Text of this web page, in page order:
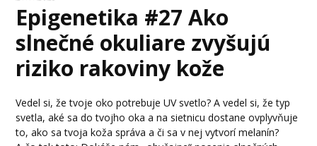
Epigenetika #27 Ako
slnečné okuliare zvyšujú
riziko rakoviny kože
Vedel si, že tvoje oko potrebuje UV svetlo? A vedel si, že typ
svetla, aké sa do tvojho oka a na sietnicu dostane ovplyvňuje
to, ako sa tvoja koža správa a či sa v nej vytvorí melanín?